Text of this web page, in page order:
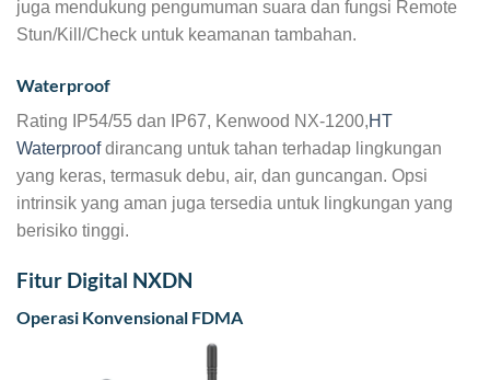
juga mendukung pengumuman suara dan fungsi Remote
Stun/Kill/Check untuk keamanan tambahan.
Waterproof
Rating IP54/55 dan IP67, Kenwood NX-1200,HT
Waterproofdirancang untuk tahan terhadap lingkungan
yang keras, termasuk debu, air, dan guncangan. Opsi
intrinsik yang aman juga tersedia untuk lingkungan yang
berisiko tinggi.
Fitur Digital NXDN
Operasi Konvensional FDMA